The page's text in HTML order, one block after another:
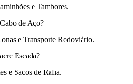
e Tambores.
de Aço?
e Transporte Rodoviário.
Escada?
e Sacos de Rafia.